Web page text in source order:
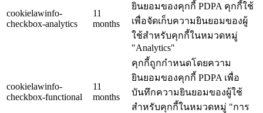
cookielawinfo-
checkbox-analytics
11
months
ยินยอมของคุกกี้ PDPA คุกกี้ใช้
เพื่อจัดเก็บความยินยอมของผู้
ใช้สำหรับคุกกี้ในหมวดหมู่
"Analytics"
cookielawinfo-
checkbox-functional
11
months
คุกกี้ถูกกำหนดโดยความ
ยินยอมของคุกกี้ PDPA เพื่อ
บันทึกความยินยอมของผู้ใช้
สำหรับคุกกี้ในหมวดหมู่ "การ